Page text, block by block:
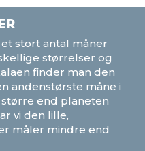
stort antal måner
størrelser og
finder man den
andenstørste måne i
end planeten
vi den lille,
måler mindre end